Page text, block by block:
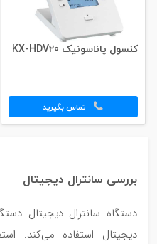
کنسول پاناسونیک KX-HDV20
تماس بگیرید
بررسی سانترال دیجیتال
دستگاه سانترال دیجیتال
دیجیتال استفاده می‌کند.